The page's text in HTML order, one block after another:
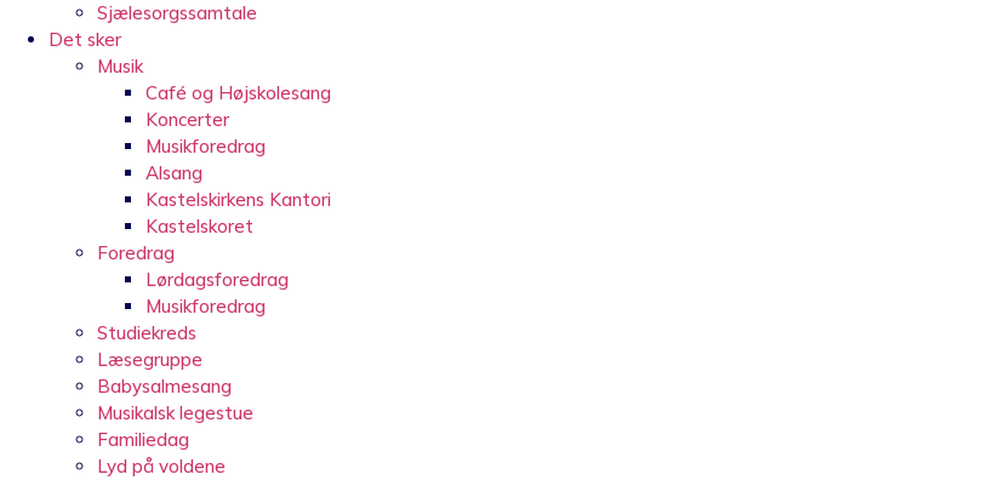
Sjælesorgssamtale
Det sker
Musik
Café og Højskolesang
Koncerter
Musikforedrag
Alsang
Kastelskirkens Kantori
Kastelskoret
Foredrag
Lørdagsforedrag
Musikforedrag
Studiekreds
Læsegruppe
Babysalmesang
Musikalsk legestue
Familiedag
Lyd på voldene